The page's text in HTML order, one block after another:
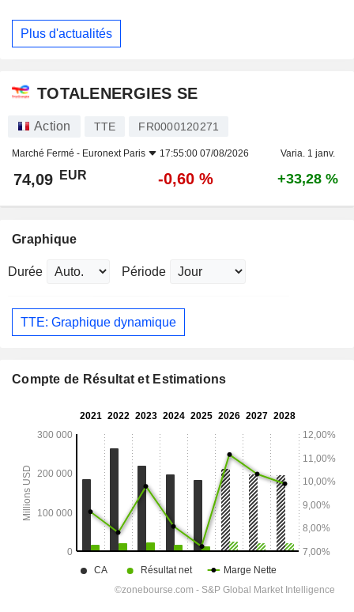
Plus d'actualités
TOTALENERGIES SE
Action TTE FR0000120271
Marché Fermé - Euronext Paris 17:55:00 07/08/2026 Varia. 1 janv.
74,09 EUR -0,60 % +33,28 %
Graphique
Durée Période
TTE: Graphique dynamique
Compte de Résultat et Estimations